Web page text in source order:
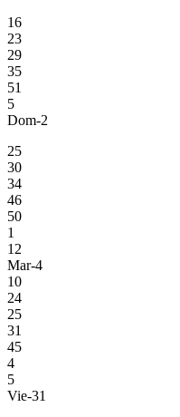
16
23
29
35
51
5
Dom-2
25
30
34
46
50
1
12
Mar-4
10
24
25
31
45
4
5
Vie-31